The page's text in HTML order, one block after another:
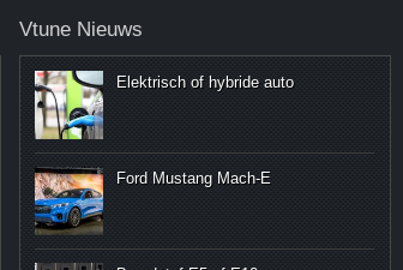
Vtune Nieuws
Elektrisch of hybride auto
Ford Mustang Mach-E